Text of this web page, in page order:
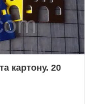
картону. 20